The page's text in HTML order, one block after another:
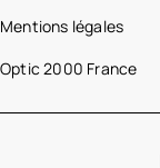
Mentions légales
Optic 2000 France